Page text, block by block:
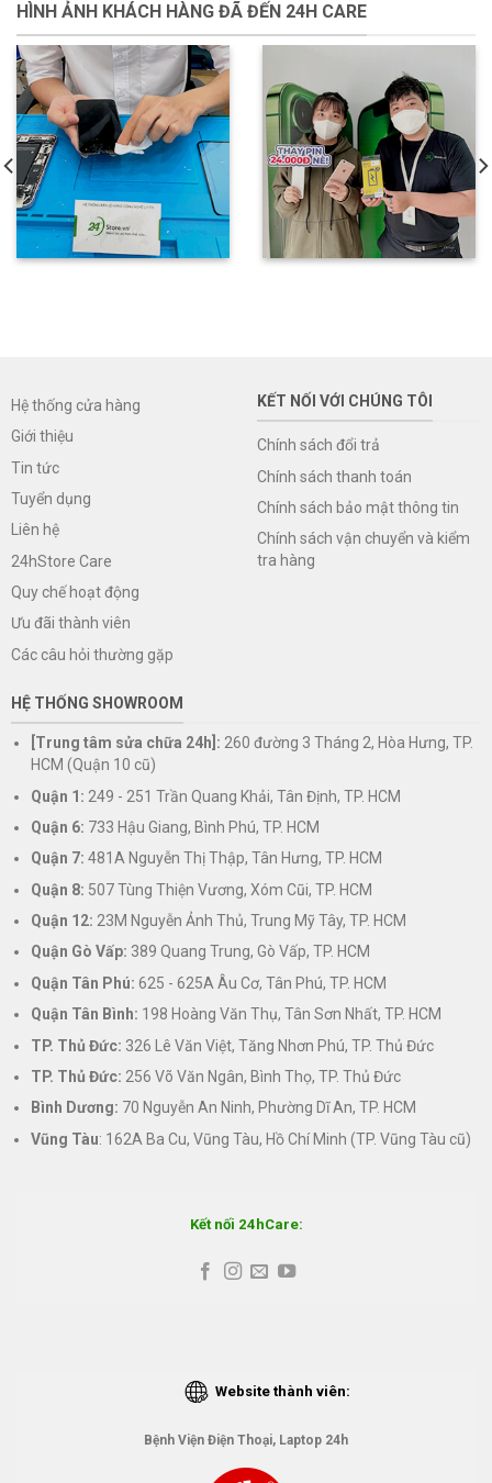
HÌNH ẢNH KHÁCH HÀNG ĐÃ ĐẾN 24H CARE
Hệ thống cửa hàng
Giới thiệu
Tin tức
Tuyển dụng
Liên hệ
24hStore Care
Quy chế hoạt động
Ưu đãi thành viên
Các câu hỏi thường gặp
KẾT NỐI VỚI CHÚNG TÔI
Chính sách đổi trả
Chính sách thanh toán
Chính sách bảo mật thông tin
Chính sách vận chuyển và kiểm
tra hàng
HỆ THỐNG SHOWROOM
[Trung tâm sửa chữa 24h]: 260 đường 3 Tháng 2, Hòa Hưng, TP.
HCM (Quận 10 cũ)
Quận 1: 249 - 251 Trần Quang Khải, Tân Định, TP. HCM
Quận 6: 733 Hậu Giang, Bình Phú, TP. HCM
Quận 7: 481A Nguyễn Thị Thập, Tân Hưng, TP. HCM
Quận 8: 507 Tùng Thiện Vương, Xóm Cũi, TP. HCM
Quận 12: 23M Nguyễn Ảnh Thủ, Trung Mỹ Tây, TP. HCM
Quận Gò Vấp: 389 Quang Trung, Gò Vấp, TP. HCM
Quận Tân Phú: 625 - 625A Âu Cơ, Tân Phú, TP. HCM
Quận Tân Bình: 198 Hoàng Văn Thụ, Tân Sơn Nhất, TP. HCM
TP. Thủ Đức: 326 Lê Văn Việt, Tăng Nhơn Phú, TP. Thủ Đức
TP. Thủ Đức: 256 Võ Văn Ngân, Bình Thọ, TP. Thủ Đức
Bình Dương: 70 Nguyễn An Ninh, Phường Dĩ An, TP. HCM
Vũng Tàu: 162A Ba Cu, Vũng Tàu, Hồ Chí Minh (TP. Vũng Tàu cũ)
Kết nối 24hCare:
Website thành viên:
Bệnh Viện Điện Thoại, Laptop 24h